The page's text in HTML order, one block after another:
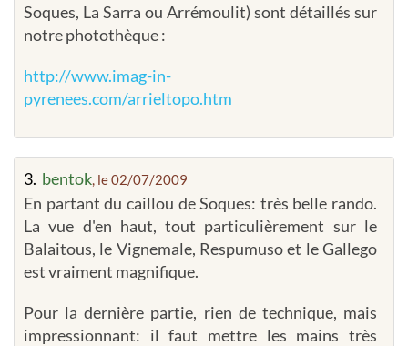
Soques, La Sarra ou Arrémoulit) sont détaillés sur
notre photothèque :
http://www.imag-in-
pyrenees.com/arrieltopo.htm
3. bentok, le 02/07/2009
En partant du caillou de Soques: très belle rando.
La vue d'en haut, tout particulièrement sur le
Balaitous, le Vignemale, Respumuso et le Gallego
est vraiment magnifique.
Pour la dernière partie, rien de technique, mais
impressionnant: il faut mettre les mains très